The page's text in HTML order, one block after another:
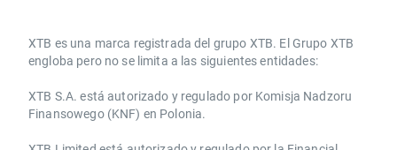
​​XTB es una marca registrada del grupo XTB. El Grupo XTB
engloba pero no se limita a las siguientes entidades:
XTB S.A.​ está autorizado y regulado por Komisja Nadzoru
Finansowego (KNF) ​en Polonia.